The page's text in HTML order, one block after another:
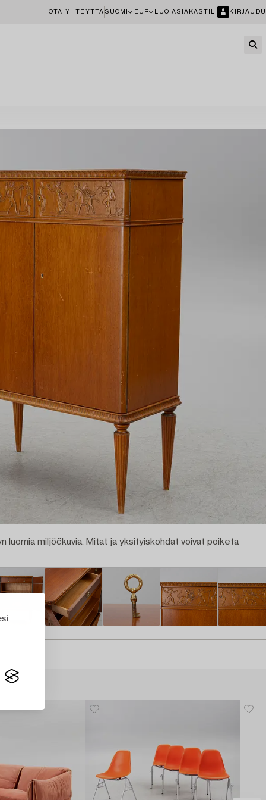
OTA YHTEYTTÄ SUOMI EUR LUO ASIAKASTILI KIRJAUDU
luomia miljöökuvia. Mitat ja yksityiskohdat voivat poiketa